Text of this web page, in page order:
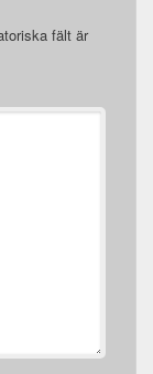
fält är